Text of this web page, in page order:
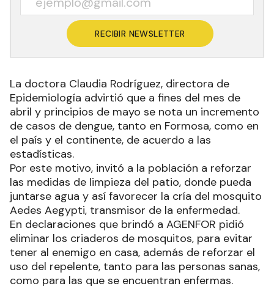
RECIBIR NEWSLETTER
La doctora Claudia Rodríguez, directora de
Epidemiología advirtió que a fines del mes de
abril y principios de mayo se nota un incremento
de casos de dengue, tanto en Formosa, como en
el país y el continente, de acuerdo a las
estadísticas.
Por este motivo, invitó a la población a reforzar
las medidas de limpieza del patio, donde pueda
juntarse agua y así favorecer la cría del mosquito
Aedes Aegypti, transmisor de la enfermedad.
En declaraciones que brindó a AGENFOR pidió
eliminar los criaderos de mosquitos, para evitar
tener al enemigo en casa, además de reforzar el
uso del repelente, tanto para las personas sanas,
como para las que se encuentran enfermas.